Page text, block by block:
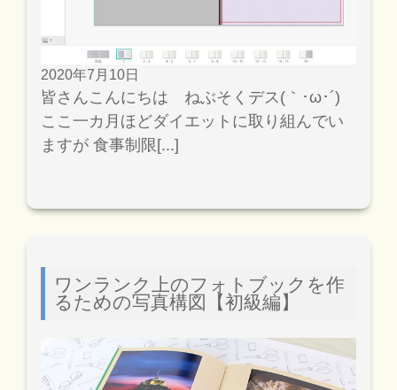
2020年7月10日
皆さんこんにちは ねぶそくデス(｀･ω･´)
ここ一カ月ほどダイエットに取り組んでい
ますが 食事制限[...]
ワンランク上のフォトブックを作
るための写真構図【初級編】